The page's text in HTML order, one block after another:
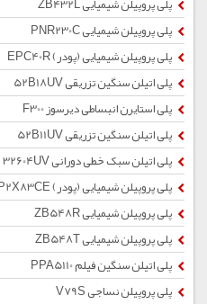
پلی پروپیلن شیمیایی PNR230C
پلی پروپیلن شیمیایی (پودر) EPC40R
پلی اتیلن سنگین تزریقی 52B18UV
پلی استایرن انبساطی دیرسوز F300
پلی اتیلن سنگین تزریقی 52B11UV
پلی اتیلن سبک خطی دورانی 32604UV
پلی پروپیلن شیمیایی (پودر) EP2X83CE
پلی پروپیلن شیمیایی ZB548R
پلی پروپیلن شیمیایی ZB548T
پلی اتیلن سنگین فیلم PPA5110
پلی پروپیلن نساجی V79S